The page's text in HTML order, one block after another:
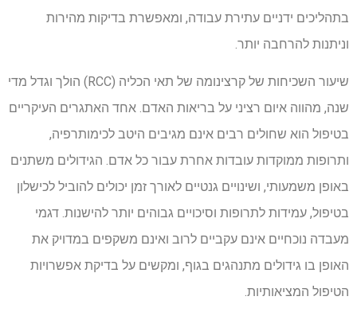
בתהליכים ידניים עתירת עבודה, ומאפשרת בדיקות מהירות
וניתנות להרחבה יותר.
שיעור השכיחות של קרצינומה של תאי הכליה (RCC) הולך וגדל מדי
שנה, מהווה איום רציני על בריאות האדם. אחד האתגרים העיקריים
בטיפול הוא שחולים רבים אינם מגיבים היטב לכימותרפיה,
ותרופות ממוקדות עובדות אחרת עבור כל אדם. הגידולים משתנים
באופן משמעותי, ושינויים גנטיים לאורך זמן יכולים להוביל לכישלון
בטיפול, עמידות לתרופות וסיכויים גבוהים יותר להישנות. דגמי
מעבדה נוכחיים אינם עקביים לרוב ואינם משקפים במדויק את
האופן בו גידולים מתנהגים בגוף, ומקשים על בדיקת אפשרויות
הטיפול המציאותיות.